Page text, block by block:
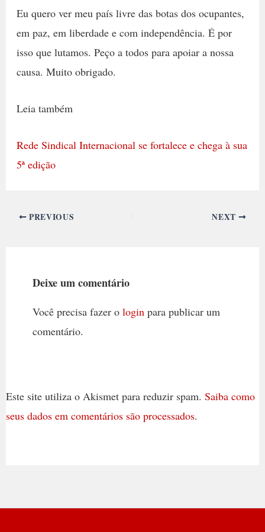
Eu quero ver meu país livre das botas dos ocupantes,
em paz, em liberdade e com independência. É por
isso que lutamos. Peço a todos para apoiar a nossa
causa. Muito obrigado.
Leia também
Rede Sindical Internacional se fortalece e chega à sua
5ª edição
PREVIOUS NEXT
Deixe um comentário
Você precisa fazer o loginpara publicar um
comentário.
Este site utiliza o Akismet para reduzir spam. Saiba como
seus dados em comentários são processados.